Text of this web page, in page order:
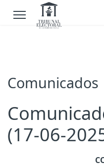
Comunicados
(17-06-